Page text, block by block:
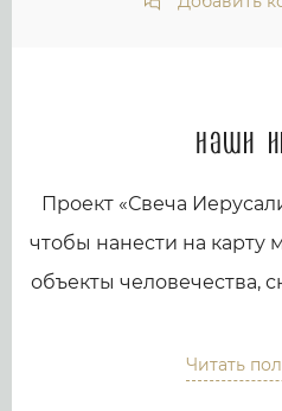
Наши
Проект «Свеча
чтобы нанести на карту
объекты человечества,
самым мы
Читать